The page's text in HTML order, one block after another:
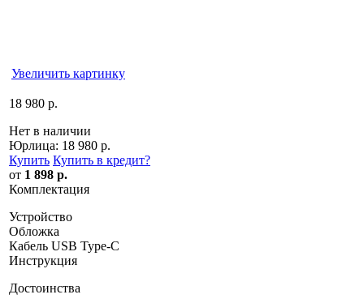
Увеличить картинку
18 980 р.
Нет в наличии
Юрлица: 18 980 р.
Купить Купить в кредит?
от 1 898 р.
Комплектация
Устройство
Обложка
Кабель USB Type-C
Инструкция
Достоинства